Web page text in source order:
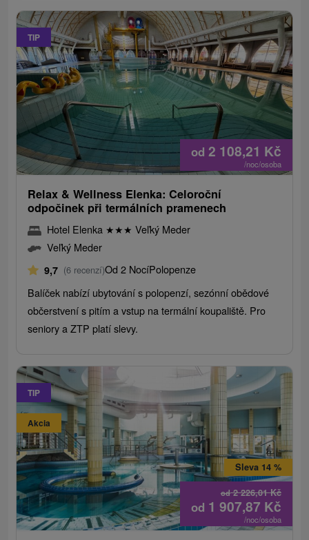
TIP
od 2 108,21 Kč
/noc/osoba
Relax & Wellness Elenka: Celoroční
odpočinek při termálních pramenech
Hotel Elenka ★★★ Veľký Meder
Veľký Meder
9,7 (6 recenzí)Od 2 NocíPolopenze
Balíček nabízí ubytování s polopenzí, sezónní obědové
občerstvení s pitím a vstup na termální koupaliště. Pro
seniory a ZTP platí slevy.
TIP
Akcia
od2 226,01Kč
Sleva 14 %
od 1 907,87 Kč
/noc/osoba